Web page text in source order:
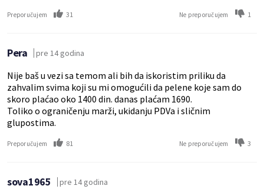
Preporučujem 31 Ne preporučujem 1
Pera pre 14 godina
Nije baš u vezi sa temom ali bih da iskoristim priliku da
zahvalim svima koji su mi omogućili da pelene koje sam do
skoro plaćao oko 1400 din. danas plaćam 1690.
Toliko o ograničenju marži, ukidanju PDVa i sličnim
glupostima.
Preporučujem 81 Ne preporučujem 3
sova1965 pre 14 godina